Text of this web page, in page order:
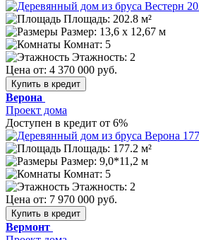
Площадь: 202.8 м²
Размер: 13,6 х 12,67 м
Комнат: 5
Этажность: 2
Цена от: 4 370 000 руб.
Купить в кредит
Верона
Проект дома
Доступен в кредит от 6%
Площадь: 177.2 м²
Размер: 9,0*11,2 м
Комнат: 5
Этажность: 2
Цена от: 7 970 000 руб.
Купить в кредит
Вермонт